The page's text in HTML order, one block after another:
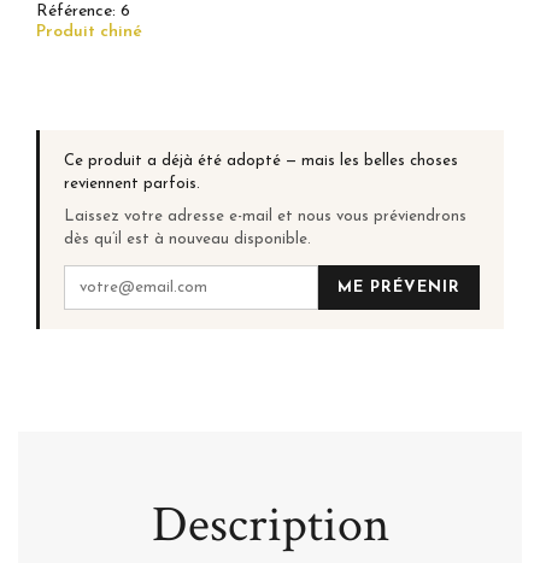
Référence: 6
Produit chiné
Ce produit a déjà été adopté — mais les belles choses
reviennent parfois.
Laissez votre adresse e-mail et nous vous préviendrons
dès qu’il est à nouveau disponible.
ME PRÉVENIR
Description